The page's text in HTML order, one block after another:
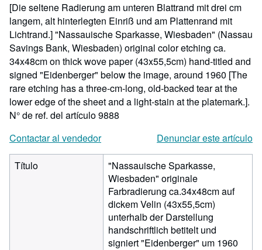
[Die seltene Radierung am unteren Blattrand mit drei cm
langem, alt hinterlegten Einriß und am Plattenrand mit
Lichtrand.] "Nassauische Sparkasse, Wiesbaden" (Nassau
Savings Bank, Wiesbaden) original color etching ca.
34x48cm on thick wove paper (43x55,5cm) hand-titled and
signed "Eidenberger" below the image, around 1960 [The
rare etching has a three-cm-long, old-backed tear at the
lower edge of the sheet and a light-stain at the platemark.].
N° de ref. del artículo 9888
Contactar al vendedor
Denunciar este artículo
Título
"Nassauische Sparkasse,
Wiesbaden" originale
Farbradierung ca.34x48cm auf
dickem Velin (43x55,5cm)
unterhalb der Darstellung
handschriftlich betitelt und
signiert "Eidenberger" um 1960